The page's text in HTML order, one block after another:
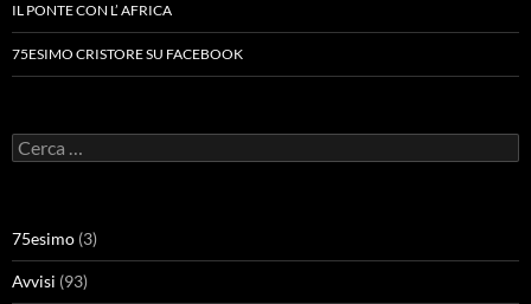
IL PONTE CON L’ AFRICA
75ESIMO CRISTORE SU FACEBOOK
Ricerca
per:
75esimo (3)
Avvisi (93)